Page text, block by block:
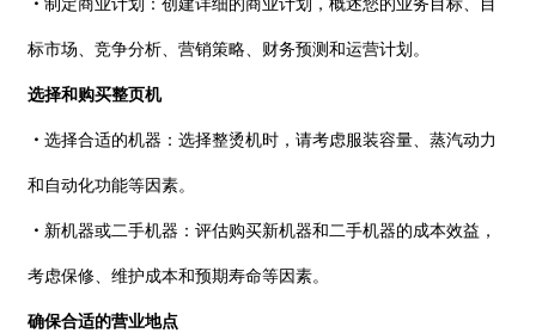
・ 制定商业计划：创建详细的商业计划，概述您的业务目标、目
标市场、竞争分析、营销策略、财务预测和运营计划。
选择和购买整页机
・ 选择合适的机器：选择整烫机时，请考虑服装容量、蒸汽动力
和自动化功能等因素。
・ 新机器或二手机器：评估购买新机器和二手机器的成本效益，
考虑保修、维护成本和预期寿命等因素。
确保合适的营业地点